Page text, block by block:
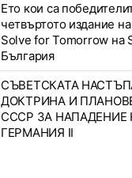
Ето кои са
четвъртото издание
Solve for Tomorrow на
България
СЪВЕТСКАТА
ДОКТРИНА И
СССР ЗА НАПАДЕНИЕ
ГЕРМАНИЯ II